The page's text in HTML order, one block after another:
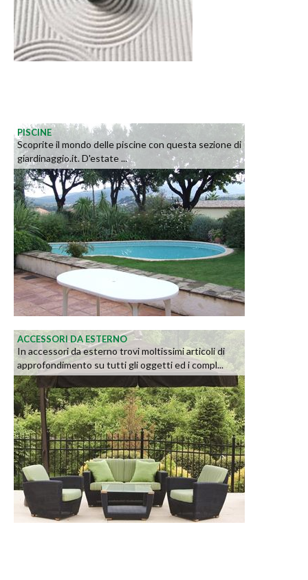
PISCINE
Scoprite il mondo delle piscine con questa sezione di
giardinaggio.it. D'estate ...
ACCESSORI DA ESTERNO
In accessori da esterno trovi moltissimi articoli di
approfondimento su tutti gli oggetti ed i compl...